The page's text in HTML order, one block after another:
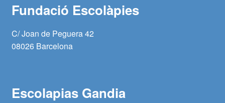
Fundació Escolàpies
C/ Joan de Peguera 42
08026 Barcelona
Escolapias Gandia